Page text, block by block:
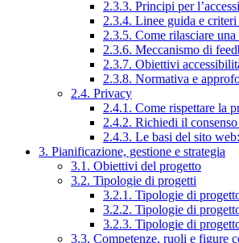
2.3.3. Principi per
2.3.4. Linee guida e criteri
2.3.5. Come rilasciare
2.3.6. Meccanismo di
2.3.7. Obiettivi
2.3.8. Normativa e
2.4. Privacy
2.4.1. Come rispettare la
2.4.2. Richiedi il
2.4.3. Le basi del sito
3. Pianificazione, gestione e strategia
3.1. Obiettivi del progetto
3.2. Tipologie di progetti
3.2.1. Tipologie di
3.2.2. Tipologie di
3.2.3. Tipologie di
3.3. Competenze, ruoli e figure